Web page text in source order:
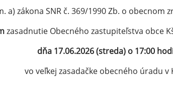
a) zákona SNR č. 369/1990 Zb. o
zasadnutie Obecného zastupiteľstva obce
dňa 17.06.2026 (streda) o 17:00
vo veľkej zasadačke obecného úradu v